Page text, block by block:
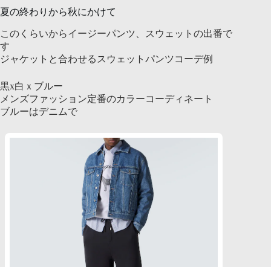
夏の終わりから秋にかけて
このくらいからイージーパンツ、スウェットの出番で
す
ジャケットと合わせるスウェットパンツコーデ例
黒x白ｘブルー
メンズファッション定番のカラーコーディネート
ブルーはデニムで